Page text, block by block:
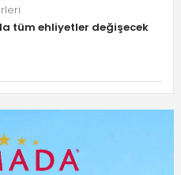
tüm ehliyetler değişecek